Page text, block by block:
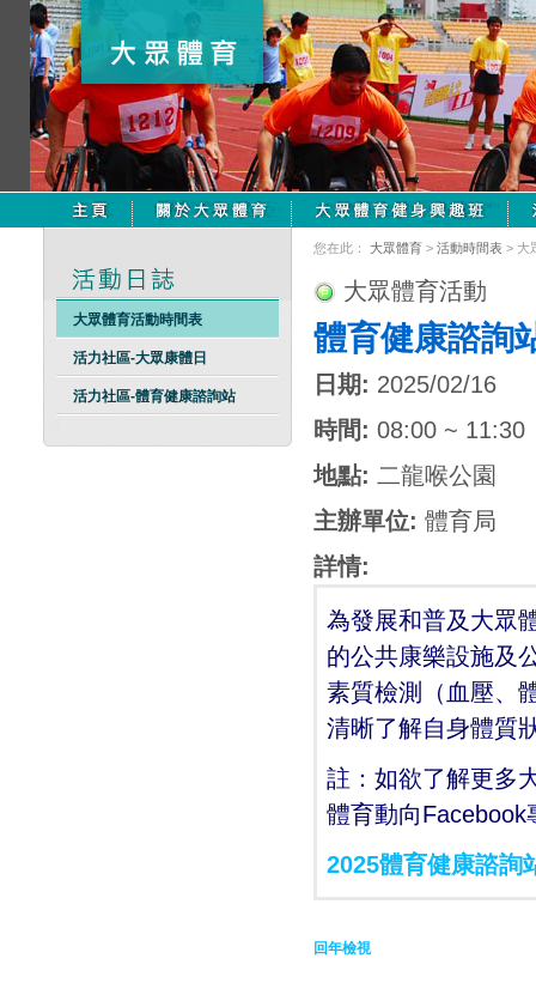
大眾體育活動時間表
活力社區-大眾康體日
活力社區-體育健康諮詢站
您在此： 大眾體育 > 活動時間表 > 大
大眾體育活動
體育健康諮詢
日期: 2025/02/16
時間: 08:00 ~ 11:30
地點: 二龍喉公園
主辦單位: 體育局
詳情:
為發展和普及大眾
的公共康樂設施及
素質檢測（血壓、
清晰了解自身體質
註：如欲了解更多
體育動向Facebook
2025體育健康諮詢
回年檢視